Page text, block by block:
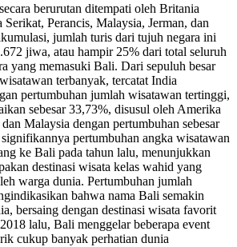
berurutan ditempati oleh Britania
Perancis, Malaysia, Jerman, dan
jumlah turis dari tujuh negara ini
jiwa, atau hampir 25% dari total seluruh
yang memasuki Bali. Dari sepuluh besar
terbanyak, tercatat India
pertumbuhan jumlah wisatawan tertinggi,
sebesar 33,73%, disusul oleh Amerika
Malaysia dengan pertumbuhan sebesar
pertumbuhan angka wisatawan
ke Bali pada tahun lalu, menunjukkan
destinasi wisata kelas wahid yang
warga dunia. Pertumbuhan jumlah
bahwa nama Bali semakin
bersaing dengan destinasi wisata favorit
lalu, Bali menggelar beberapa event
cukup banyak perhatian dunia